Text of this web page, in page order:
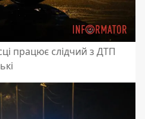
працює слідчий з ДТП